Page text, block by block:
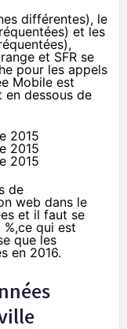
différentes), le
et les
et SFR se
pour les appels
Mobile est
en dessous de
de
web dans le
et il faut se
qui est
que les
en 2016.